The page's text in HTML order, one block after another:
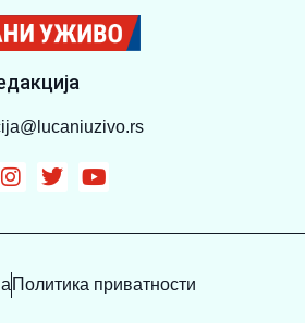
Политика приватности